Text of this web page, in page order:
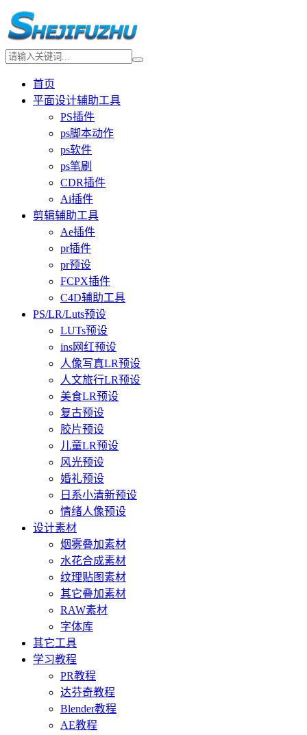
首页
平面设计辅助工具
PS插件
ps脚本动作
ps软件
ps笔刷
CDR插件
Ai插件
剪辑辅助工具
Ae插件
pr插件
pr预设
FCPX插件
C4D辅助工具
PS/LR/Luts预设
LUTs预设
ins网红预设
人像写真LR预设
人文旅行LR预设
美食LR预设
复古预设
胶片预设
儿童LR预设
风光预设
婚礼预设
日系小清新预设
情绪人像预设
设计素材
烟雾叠加素材
水花合成素材
纹理贴图素材
其它叠加素材
RAW素材
字体库
其它工具
学习教程
PR教程
达芬奇教程
Blender教程
AE教程